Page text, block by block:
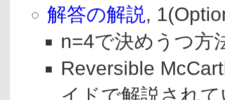
解答の解説,
n=4で決めうつ方
Reversible
イドで解説され